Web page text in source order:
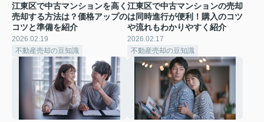
江東区で中古マンションを高く
売却する方法は？価格アップの
コツと準備を紹介
2026.02.19
不動産売却の豆知識
江東区で中古マンションの売却
は同時進行が便利！購入のコツ
や流れもわかりやすく紹介
2026.02.17
不動産売却の豆知識